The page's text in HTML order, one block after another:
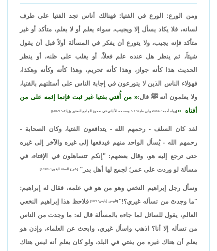
ومن الورع: الورع في الفتيا: فهنالك أناس تجد الفتيا على طرف
لسانه، فلا يكاد يسأل إلا ويجيب، سواء يعلم أو لا يعلم، متأكد أو غير
متأكد فإنه يجيب، ولا يتورع أن يفكر في المسألة أولاً قبل أن يقول
شيئاً، ثم ينظر هل عنده علم فعلاً، أو يغلب على ظنه، أو ينظر
الحديث هذا كأنه جواز، وهذا كأنه تحريم، وهذا كأنه وكأنه وهكذا،
فهؤلاء الناس الذين لا يتورعون في إجابة الناس على أسئلتهم بالفتيا،
ولا يعلمون أنه ﷺ قال:
من أُفتي بفتيا غير ثبت فإنما إثمه على من
أفتاه
[رواه أحمد: 8266، وابن ماجة: 53، وصححه الألباني في صحيح الجامع الصغير وزيادته: 6069].
لقد كان السلف - رحمهم الله - يتدافعون الفتيا، وكان الصحابة -
رحمهم الله - يُسأل الواحد منهم فيدفعها إلى غيره والآخر إلى غيره
حتى ترجع إليه هو، وقال بعضهم: "إنكم تتساهلون في الإفتاء، في
مسألة لو وردت على عمر؛ لجمع لها أهل بدر" [شرح السنة للبغوي: 1/305].
وسأل رجل إبراهيم النخعي وهو من هو في علمه، فقال له إبراهيم:
"ما وجدتَ من تسأله غيري؟!" [تلبيس إبليس: 109]
فلاحظ هذا إبراهيم النخعي
العالم، يقول للسائل لما جاءه بالمسألة قال له: ما وجدت من الناس
من تسأله إلا أنا؟ اذهب واسأل غيري، وابحث عن العلماء، وإذن هو
يعلم أن هناك غيره من يفتي في البلد، ولو كان يعلم أنه ليس هناك